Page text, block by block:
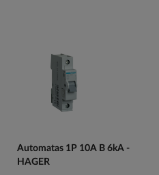
Automatas 1P 10A B 6kA -
HAGER